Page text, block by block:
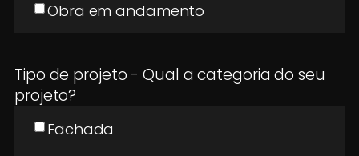
Obra em andamento
Tipo de projeto - Qual a categoria do seu
projeto?
Fachada